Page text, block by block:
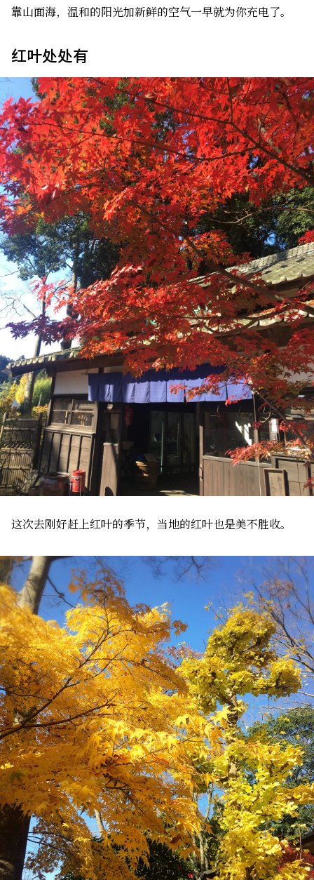
靠山面海，温和的阳光加新鲜的空气一早就为你充电了。
红叶处处有
这次去刚好赶上红叶的季节，当地的红叶也是美不胜收。